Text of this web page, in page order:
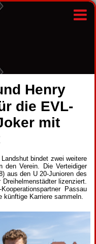
Henry
die EVL-
mit
bindet zwei weitere
den Verein. Die Verteidiger
aus den U 20-Junioren des
lizenziert.
Passau
künftige Karriere sammeln.